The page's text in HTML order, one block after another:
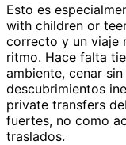
Esto es
with children or
correcto y un viaje
ritmo. Hace falta
ambiente, cenar
descubrimientos
private transfers
fuertes, no como
traslados.